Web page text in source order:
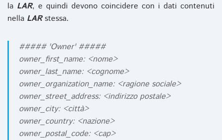
la LAR, e quindi devono coincidere con i dati contenuti
nella LARstessa.
##### 'Owner' #####
owner_first_name: <nome>
owner_last_name: <cognome>
owner_organization_name: <ragione sociale>
owner_street_address: <indirizzo postale>
owner_city: <città>
owner_country: <nazione>
owner_postal_code: <cap>